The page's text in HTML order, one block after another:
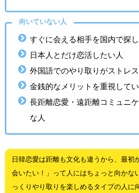
向いていない人
すぐに会える相手を国内で探
日本人とだけ恋活したい人
外国語でのやり取りがストレ
金銭的なメリットを重視してい
長距離恋愛・遠距離コミュニ
な人
日韓恋愛は距離も文化も違うから、最初
会いたい！」って人にはちょっと向かな
っくりやり取りを楽しめるタイプの人に